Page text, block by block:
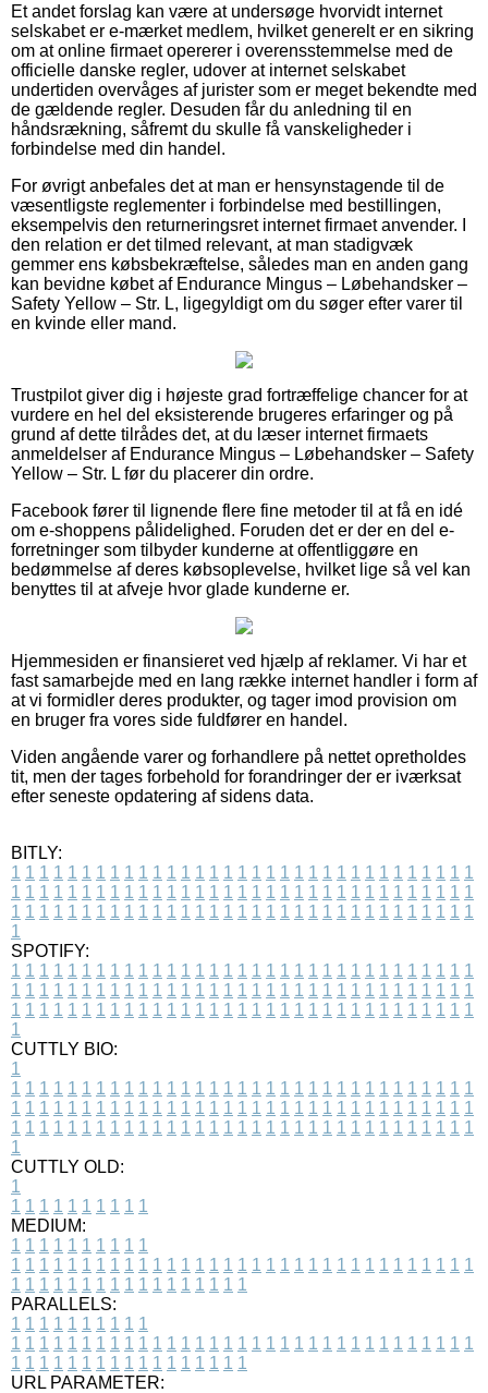
Et andet forslag kan være at undersøge hvorvidt internet
selskabet er e-mærket medlem, hvilket generelt er en sikring
om at online firmaet opererer i overensstemmelse med de
officielle danske regler, udover at internet selskabet
undertiden overvåges af jurister som er meget bekendte med
de gældende regler. Desuden får du anledning til en
håndsrækning, såfremt du skulle få vanskeligheder i
forbindelse med din handel.
For øvrigt anbefales det at man er hensynstagende til de
væsentligste reglementer i forbindelse med bestillingen,
eksempelvis den returneringsret internet firmaet anvender. I
den relation er det tilmed relevant, at man stadigvæk
gemmer ens købsbekræftelse, således man en anden gang
kan bevidne købet af Endurance Mingus – Løbehandsker –
Safety Yellow – Str. L, ligegyldigt om du søger efter varer til
en kvinde eller mand.
Trustpilot giver dig i højeste grad fortræffelige chancer for at
vurdere en hel del eksisterende brugeres erfaringer og på
grund af dette tilrådes det, at du læser internet firmaets
anmeldelser af Endurance Mingus – Løbehandsker – Safety
Yellow – Str. L før du placerer din ordre.
Facebook fører til lignende flere fine metoder til at få en idé
om e-shoppens pålidelighed. Foruden det er der en del e-
forretninger som tilbyder kunderne at offentliggøre en
bedømmelse af deres købsoplevelse, hvilket lige så vel kan
benyttes til at afveje hvor glade kunderne er.
Hjemmesiden er finansieret ved hjælp af reklamer. Vi har et
fast samarbejde med en lang række internet handler i form af
at vi formidler deres produkter, og tager imod provision om
en bruger fra vores side fuldfører en handel.
Viden angående varer og forhandlere på nettet opretholdes
tit, men der tages forbehold for forandringer der er iværksat
efter seneste opdatering af sidens data.
BITLY:
1 1 1 1 1 1 1 1 1 1 1 1 1 1 1 1 1 1 1 1 1 1 1 1 1 1 1 1 1 1 1 1 1
1 1 1 1 1 1 1 1 1 1 1 1 1 1 1 1 1 1 1 1 1 1 1 1 1 1 1 1 1 1 1 1 1
1 1 1 1 1 1 1 1 1 1 1 1 1 1 1 1 1 1 1 1 1 1 1 1 1 1 1 1 1 1 1 1 1
1
SPOTIFY:
1 1 1 1 1 1 1 1 1 1 1 1 1 1 1 1 1 1 1 1 1 1 1 1 1 1 1 1 1 1 1 1 1
1 1 1 1 1 1 1 1 1 1 1 1 1 1 1 1 1 1 1 1 1 1 1 1 1 1 1 1 1 1 1 1 1
1 1 1 1 1 1 1 1 1 1 1 1 1 1 1 1 1 1 1 1 1 1 1 1 1 1 1 1 1 1 1 1 1
1
CUTTLY BIO:
1
1 1 1 1 1 1 1 1 1 1 1 1 1 1 1 1 1 1 1 1 1 1 1 1 1 1 1 1 1 1 1 1 1
1 1 1 1 1 1 1 1 1 1 1 1 1 1 1 1 1 1 1 1 1 1 1 1 1 1 1 1 1 1 1 1 1
1 1 1 1 1 1 1 1 1 1 1 1 1 1 1 1 1 1 1 1 1 1 1 1 1 1 1 1 1 1 1 1 1
1
CUTTLY OLD:
1
1 1 1 1 1 1 1 1 1 1
MEDIUM:
1 1 1 1 1 1 1 1 1 1
1 1 1 1 1 1 1 1 1 1 1 1 1 1 1 1 1 1 1 1 1 1 1 1 1 1 1 1 1 1 1 1 1
1 1 1 1 1 1 1 1 1 1 1 1 1 1 1 1 1
PARALLELS:
1 1 1 1 1 1 1 1 1 1
1 1 1 1 1 1 1 1 1 1 1 1 1 1 1 1 1 1 1 1 1 1 1 1 1 1 1 1 1 1 1 1 1
1 1 1 1 1 1 1 1 1 1 1 1 1 1 1 1 1
URL PARAMETER: